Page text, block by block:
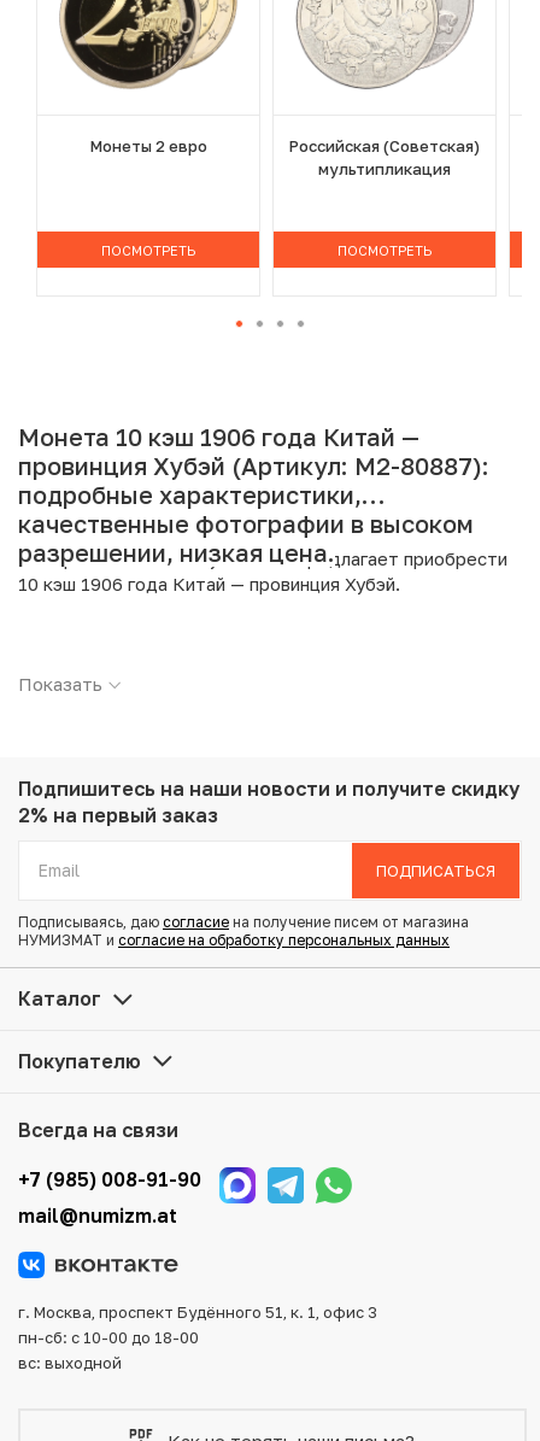
Монеты 2 евро
ПОСМОТРЕТЬ
Российская (Советская)
мультипликация
ПОСМОТРЕТЬ
Монета 10 кэш 1906 года Китай —
провинция Хубэй (Артикул: M2-80887):
подробные характеристики,
качественные фотографии в высоком
разрешении, низкая цена.
Интернет магазин «Нумизмат» предлагает приобрести
10 кэш 1906 года Китай — провинция Хубэй.
Страна: Китай
Вес: 7.19 г
Диаметр: 28 мм
Купить 10 кэш 1906 года Китай — провинция Хубэй по
привлекательной цене можно в нашем интернет-
магазине — Вам достаточно оформить заказ на сайте.
Все монеты, представленные в каталоге, находятся в
Мы доставим Ваш заказ в любой регион России, кроме
оплаты и доставки заказа. Все отправления надежно и
тщательно упаковываются, что исключает возможность
повреждения во время доставки.
Показать
Подпишитесь на наши новости и получите скидку
2% на первый заказ
ПОДПИСАТЬСЯ
Подписываясь, даю согласие на получение писем от магазина
НУМИЗМАТ и согласие на обработку персональных данных
Каталог
Покупателю
Всегда на связи
+7 (985) 008-91-90
mail@numizm.at
г. Москва, проспект Будённого 51, к. 1, офис 3
пн-сб: с 10-00 до 18-00
вс: выходной